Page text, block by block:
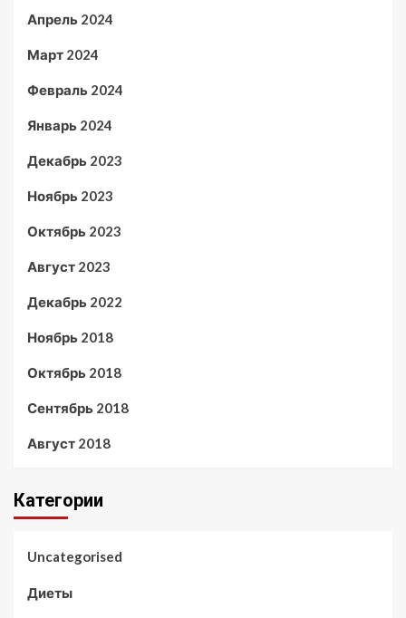
Апрель 2024
Март 2024
Февраль 2024
Январь 2024
Декабрь 2023
Ноябрь 2023
Октябрь 2023
Август 2023
Декабрь 2022
Ноябрь 2018
Октябрь 2018
Сентябрь 2018
Август 2018
Категории
Uncategorised
Диеты